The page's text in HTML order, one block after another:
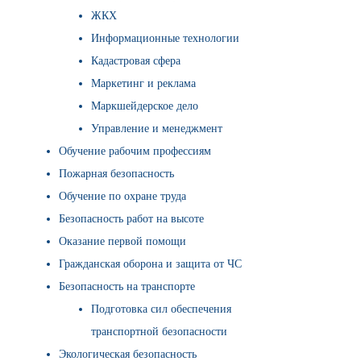
ЖКХ
Информационные технологии
Кадастровая сфера
Маркетинг и реклама
Маркшейдерское дело
Управление и менеджмент
Обучение рабочим профессиям
Пожарная безопасность
Обучение по охране труда
Безопасность работ на высоте
Оказание первой помощи
Гражданская оборона и защита от ЧС
Безопасность на транспорте
Подготовка сил обеспечения
транспортной безопасности
Экологическая безопасность